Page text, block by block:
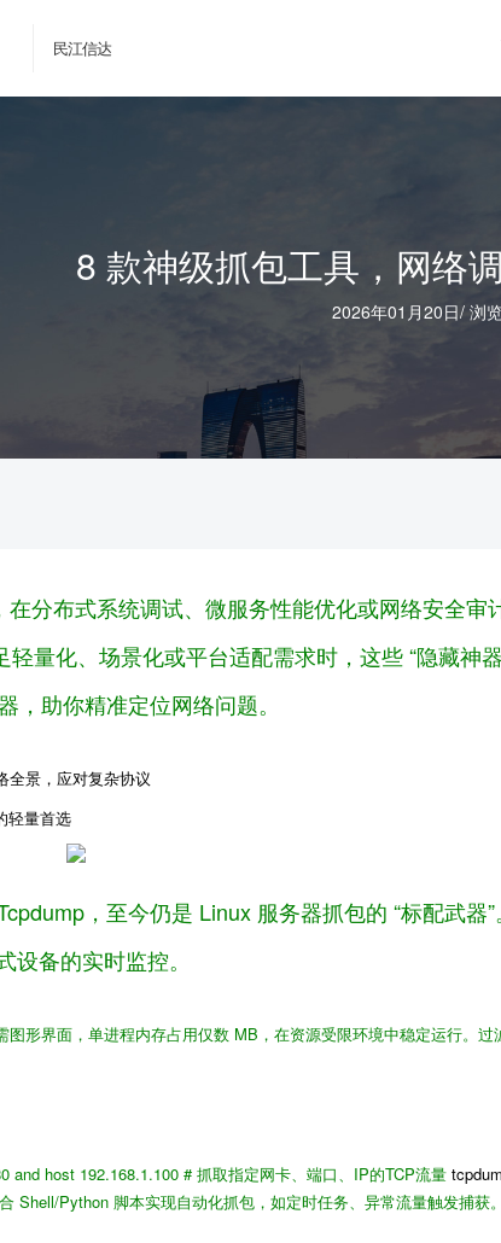
民江信达
8 款神级抓包工具，网络
2026年01月20日/ 浏
分布式系统调试、微服务性能优化或网络安全审
量化、场景化或平台适配需求时，这些 “隐藏神
，助你精准定位网络问题。
全景，应对复杂协议
轻量首选
，至今仍是 Linux 服务器抓包的 “标配武
设备的实时监控。
图形界面，单进程内存占用仅数 MB，在资源受限环境中稳定运行。过
and host 192.168.1.100 # 抓取指定网卡、端口、IP的TCP流量
Shell/Python 脚本实现自动化抓包，如定时任务、异常流量触发捕获